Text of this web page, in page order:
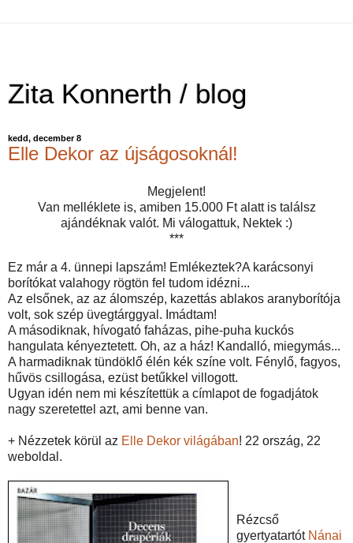
Zita Konnerth / blog
kedd, december 8
Elle Dekor az újságosoknál!
Megjelent!
Van melléklete is, amiben 15.000 Ft alatt is találsz
ajándéknak valót. Mi válogattuk, Nektek :)
***
Ez már a 4. ünnepi lapszám! Emlékeztek?A karácsonyi
borítókat valahogy rögtön fel tudom idézni...
Az elsőnek, az az álomszép, kazettás ablakos aranyborítója
volt, sok szép üvegtárggyal. Imádtam!
A másodiknak, hívogató faházas, pihe-puha kuckós
hangulata kényeztetett. Oh, az a ház! Kandalló, miegymás...
A harmadiknak tündöklő élén kék színe volt. Fénylő, fagyos,
hűvös csillogása, ezüst betűkkel villogott.
Ugyan idén nem mi készítettük a címlapot de fogadjátok
nagy szeretettel azt, ami benne van.
+ Nézzetek körül az Elle Dekor világában! 22 ország, 22
weboldal.
Rézcső
gyertyatartót Nánai